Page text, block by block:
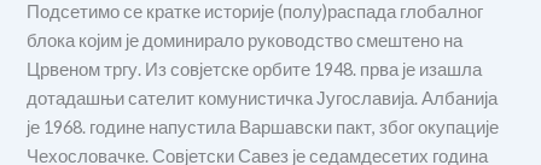
Подсетимо се кратке историје (полу)распада глобалног
блока којим је доминирало руководство смештено на
Црвеном тргу. Из совјетске орбите 1948. прва је изашла
дотадашњи сателит комунистичка Југославија. Албанија
је 1968. године напустила Варшавски пакт, због окупације
Чехословачке. Совјетски Савез је седамдесетих година